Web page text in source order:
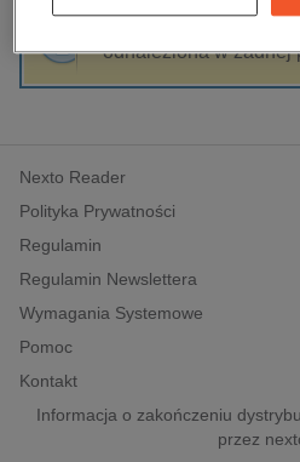
edukacja
hobby, sport, rozrywka
komputery, internet,
polityka, społeczno-
psychologiczne
inne
popularno-naukowe
historia
odnaleziona w żadnej
Nexto Reader
Polityka Prywatności
Regulamin
Regulamin Newslettera
Wymagania Systemowe
Pomoc
Kontakt
Informacja o zakończeniu
przez